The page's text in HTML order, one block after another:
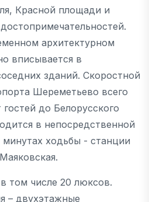
Красной площади и
архитектурном
вписывается в
зданий. Скоростной
Шереметьево всего
до Белорусского
в непосредственной
ходьбы - станции
том числе 20 люксов.
– двухэтажные